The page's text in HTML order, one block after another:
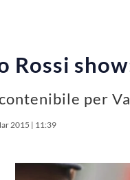
Rossi
per
2015 | 11:39